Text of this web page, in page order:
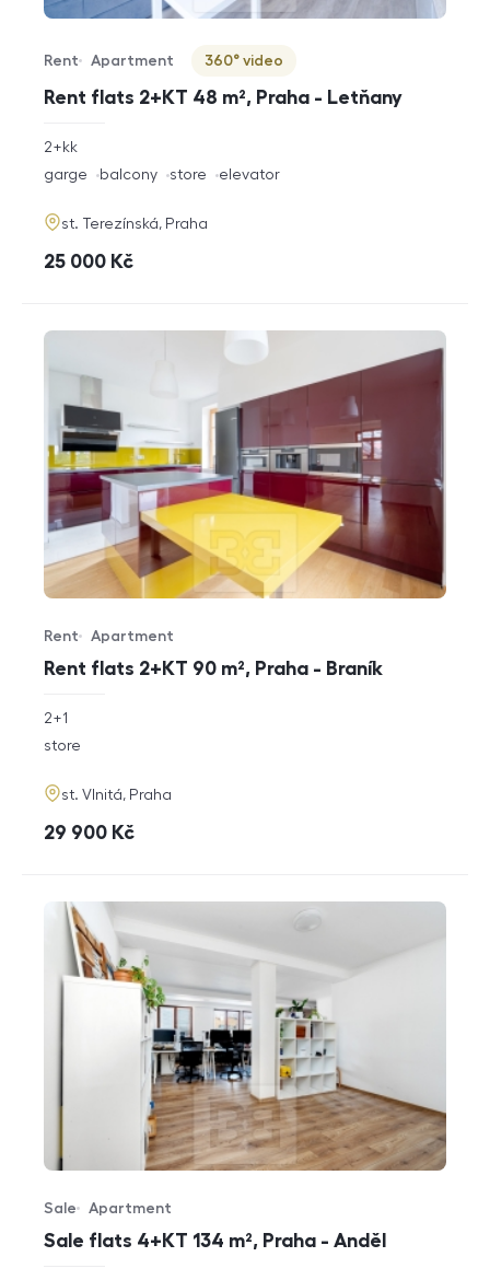
Rent flats 2+KT 48 m², Praha - Letňany
Offer type
Rent
Property type
Apartment
Virtuální prohlídka
360° video
rozměry
2+kk
funkce
garge balcony store elevator
adresa
st. Terezínská, Praha
cena
25 000 Kč
Rent flats 2+KT 90 m², Praha - Braník
Offer type
Rent
Property type
Apartment
rozměry
2+1
funkce
store
adresa
st. Vlnitá, Praha
cena
29 900 Kč
Sale flats 4+KT 134 m², Praha - Anděl
Offer type
Sale
Property type
Apartment